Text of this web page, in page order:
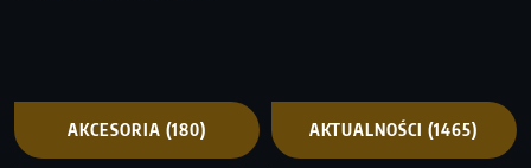
AKCESORIA (180) AKTUALNOŚCI (1465)